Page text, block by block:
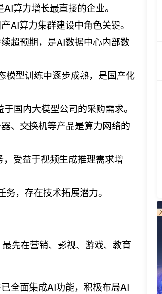
算力增长最直接的企业。
AI算力集群建设中角色关键。
超预期，是AI数据中心内部数
模型训练中逐步成熟，是国产化
国内大模型公司的采购需求。
、交换机等产品是算力网络的
受益于视频生成推理需求增
，存在技术拓展潜力。
先在营销、影视、游戏、教育
全面集成AI功能，积极布局AI